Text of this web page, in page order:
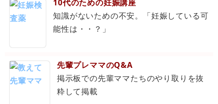
10代のための妊娠講座
知識がないための不安。「妊娠している可
能性は・・？」
先輩プレママのQ&A
掲示板での先輩ママたちのやり取りを抜
粋して掲載